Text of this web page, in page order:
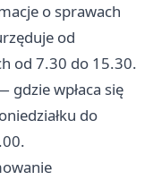
o sprawach
od
od 7.30 do 15.30.
gdzie wpłaca się
do